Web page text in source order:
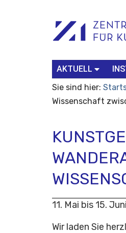
Werkzeuge
Search…
AKTUELL
Sie sind hier:
Wissenschaft
11. Mai bis 15.
Wir laden Sie